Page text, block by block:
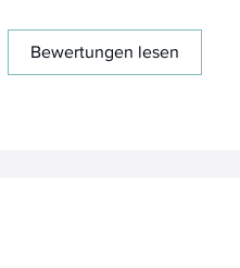
Bewertungen lesen